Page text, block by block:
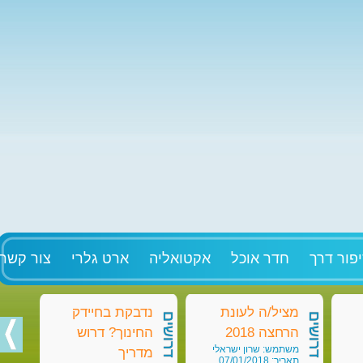
דרך חדר אוכל אקטואליה ארט גלרי צור
מציל/ה לעונת
הרחצה 2018
משתמש: שרון ישראלי
תאריך: 07/01/2018
דרושים
נדבקת בחיידק
החינוך? דרוש
מדריך
דרושים דרושים